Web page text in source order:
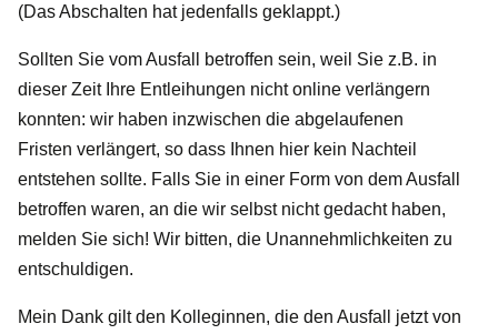
(Das Abschalten hat jedenfalls geklappt.)
Sollten Sie vom Ausfall betroffen sein, weil Sie z.B. in
dieser Zeit Ihre Entleihungen nicht online verlängern
konnten: wir haben inzwischen die abgelaufenen
Fristen verlängert, so dass Ihnen hier kein Nachteil
entstehen sollte. Falls Sie in einer Form von dem Ausfall
betroffen waren, an die wir selbst nicht gedacht haben,
melden Sie sich! Wir bitten, die Unannehmlichkeiten zu
entschuldigen.
Mein Dank gilt den Kolleginnen, die den Ausfall jetzt von